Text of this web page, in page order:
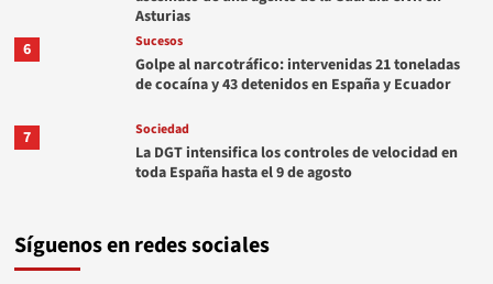
Asturias
6
Sucesos
Golpe al narcotráfico: intervenidas 21 toneladas
de cocaína y 43 detenidos en España y Ecuador
7 Sociedad
La DGT intensifica los controles de velocidad en
toda España hasta el 9 de agosto
Síguenos en redes sociales